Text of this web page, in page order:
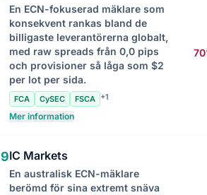
En ECN-fokuserad mäklare som
konsekvent rankas bland de
billigaste leverantörerna globalt,
med raw spreads från 0,0 pips
och provisioner så låga som $2
per lot per sida.
FCA CySEC FSCA +1
Mer information
9IC Markets
En australisk ECN-mäklare
berömd för sina extremt snäva